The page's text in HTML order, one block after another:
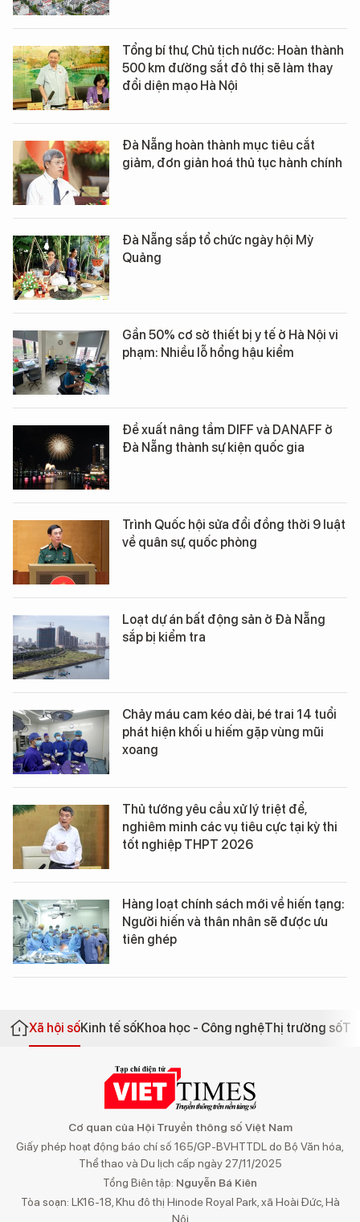
Tổng bí thư, Chủ tịch nước: Hoàn thành
500 km đường sắt đô thị sẽ làm thay
đổi diện mạo Hà Nội
Đà Nẵng hoàn thành mục tiêu cắt
giảm, đơn giản hoá thủ tục hành chính
Đà Nẵng sắp tổ chức ngày hội Mỳ
Quảng
Gần 50% cơ sở thiết bị y tế ở Hà Nội vi
phạm: Nhiều lỗ hổng hậu kiểm
Đề xuất nâng tầm DIFF và DANAFF ở
Đà Nẵng thành sự kiện quốc gia
Trình Quốc hội sửa đổi đồng thời 9 luật
về quân sự, quốc phòng
Loạt dự án bất động sản ở Đà Nẵng
sắp bị kiểm tra
Chảy máu cam kéo dài, bé trai 14 tuổi
phát hiện khối u hiếm gặp vùng mũi
xoang
Thủ tướng yêu cầu xử lý triệt để,
nghiêm minh các vụ tiêu cực tại kỳ thi
tốt nghiệp THPT 2026
Hàng loạt chính sách mới về hiến tạng:
Người hiến và thân nhân sẽ được ưu
tiên ghép
Xã hội sốKinh tế sốKhoa học - Công nghệThị trường số
Cơ quan của Hội Truyền thông số Việt Nam
Giấy phép hoạt động báo chí số 165/GP-BVHTTDL do Bộ Văn hóa,
Thể thao và Du lịch cấp ngày 27/11/2025
Tổng Biên tập: Nguyễn Bá Kiên
Tòa soạn: LK16-18, Khu đô thị Hinode Royal Park, xã Hoài Đức, Hà
Nội